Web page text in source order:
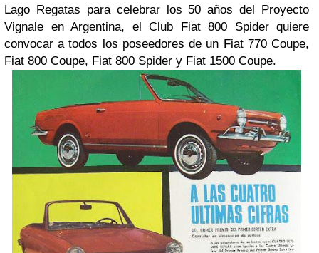
Lago Regatas para celebrar los 50 años del Proyecto
Vignale en Argentina, el Club Fiat 800 Spider quiere
convocar a todos los poseedores de un Fiat 770 Coupe,
Fiat 800 Coupe, Fiat 800 Spider y Fiat 1500 Coupe.